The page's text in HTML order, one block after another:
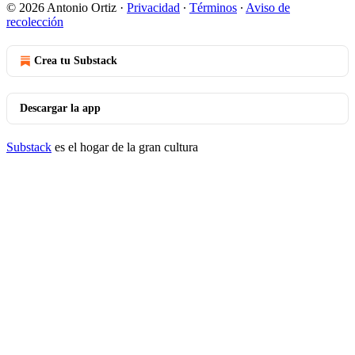
© 2026 Antonio Ortiz · Privacidad ∙ Términos ∙ Aviso de
recolección
Crea tu Substack
Descargar la app
Substack es el hogar de la gran cultura